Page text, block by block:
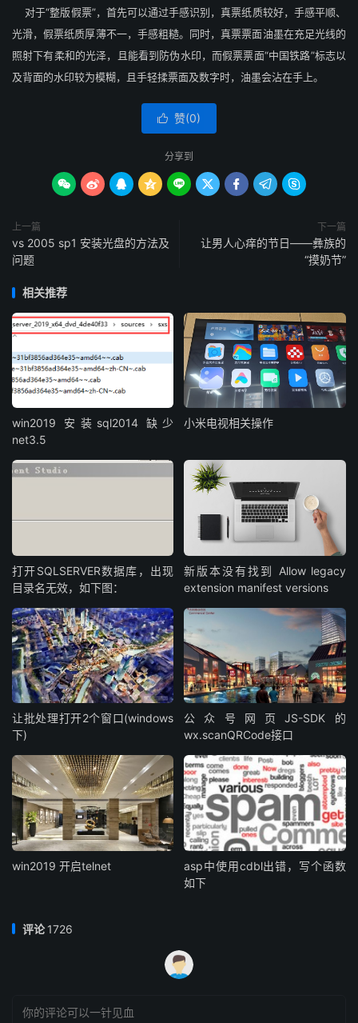
对于“整版假票”，首先可以通过手感识别，真票纸质较好，手感平顺、
光滑，假票纸质厚薄不一，手感粗糙。同时，真票票面油墨在充足光线的
照射下有柔和的光泽，且能看到防伪水印，而假票票面“中国铁路”标志以
及背面的水印较为模糊，且手轻揉票面及数字时，油墨会沾在手上。
 赞(0)
分享到
        
上一篇
vs 2005 sp1 安装光盘的方法及
问题
下一篇
让男人心痒的节日——彝族的
“摸奶节”
相关推荐
win2019 安装sql2014 缺少
net3.5
小米电视相关操作
打开SQLSERVER数据库，出现
目录名无效，如下图：
新版本没有找到 Allow legacy
extension manifest versions
让批处理打开2个窗口(windows
下)
公众号网页JS-SDK的
wx.scanQRCode接口
win2019 开启telnet
asp中使用cdbl出错，写个函数
如下
评论1726